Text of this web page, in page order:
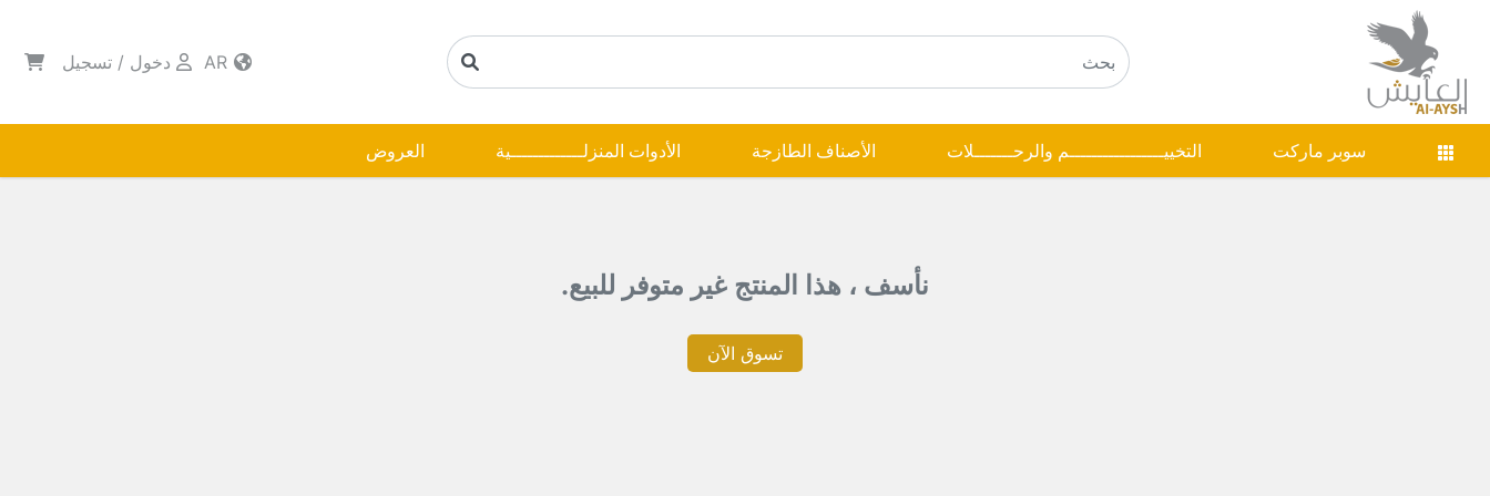
دخول / تسجيل
سوبر ماركت التخييـــــــــــــــــم والرحـــــــلات الأصناف الطازجة الأدوات المنزلـــــــــــــية العروض
نأسف ، هذا المنتج غير متوفر للبيع.
تسوق الآن